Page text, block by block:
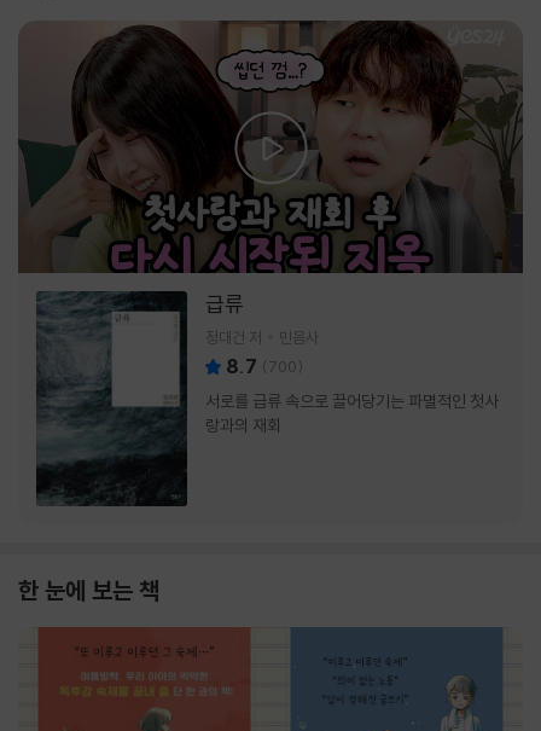
급류
정대건 저 민음사
8.7 (700)
서로를 급류 속으로 끌어당기는 파멸적인 첫사
랑과의 재회
한 눈에 보는 책